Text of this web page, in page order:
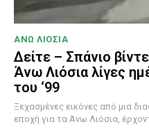
ΑΝΩ ΛΙΟΣΙΑ
Δείτε – Σπάνιο
Άνω Λιόσια λίγες
του ‘99
Ξεχασμένες εικόνες από μια
εποχή για τα Άνω Λιόσια,